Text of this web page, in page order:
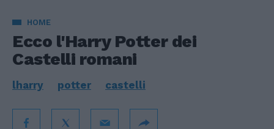
HOME
Ecco l'Harry Potter dei
Castelli romani
lharry potter castelli